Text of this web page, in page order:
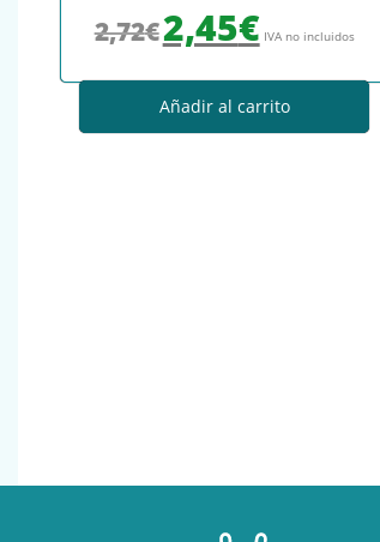
2,72€2,45€ IVA no incluidos
Añadir al carrito